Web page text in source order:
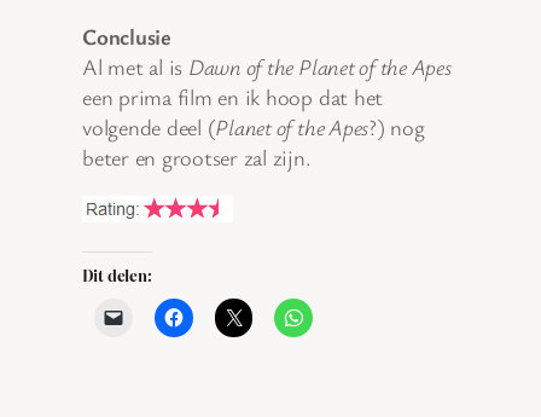
Conclusie
Al met al is Dawn of the Planet of the Apes
een prima film en ik hoop dat het
volgende deel (Planet of the Apes?) nog
beter en grootser zal zijn.
Dit delen: